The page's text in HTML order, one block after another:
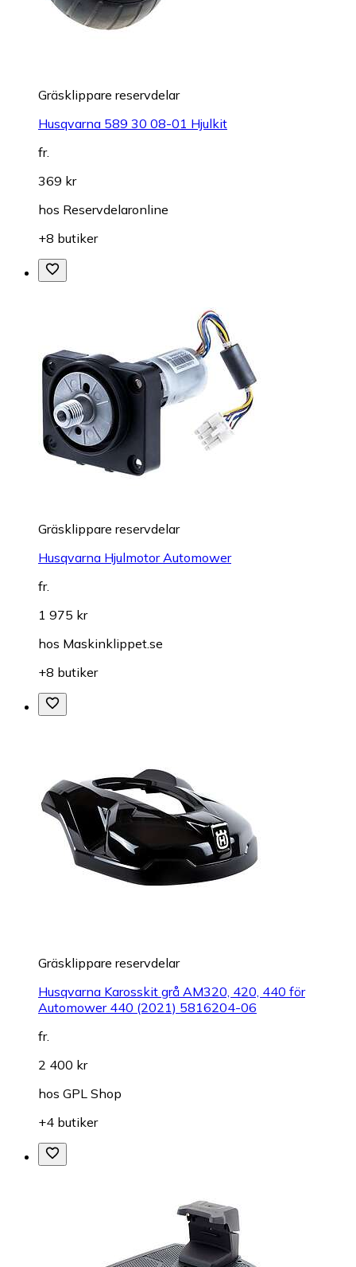
Gräsklippare reservdelar
Husqvarna 589 30 08-01 Hjulkit
fr.
369 kr
hos Reservdelaronline
+8 butiker
Gräsklippare reservdelar
Husqvarna Hjulmotor Automower
fr.
1 975 kr
hos Maskinklippet.se
+8 butiker
Gräsklippare reservdelar
Husqvarna Karosskit grå AM320, 420, 440 för
Automower 440 (2021) 5816204-06
fr.
2 400 kr
hos GPL Shop
+4 butiker